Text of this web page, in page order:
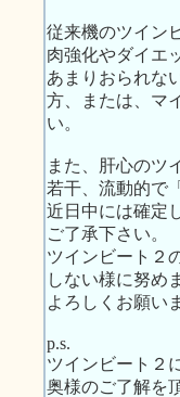
従来機のツイン
肉強化やダイエ
あまりおられな
方、または、マ
い。
また、肝心のツ
若干、流動的で
近日中には確定
ご了承下さい。
ツインビート２
しない様に努め
よろしくお願い
p.s.
ツインビート２
奥様のご了解を